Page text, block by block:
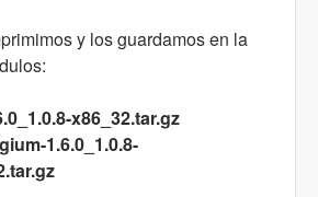
y los guardamos en la
x86_32.tar.gz
1.6.0_1.0.8-